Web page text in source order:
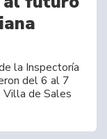
la Inspectoría
del 6 al 7
Villa de Sales